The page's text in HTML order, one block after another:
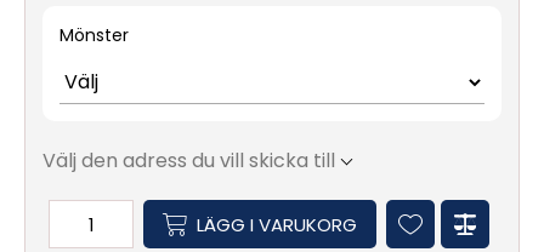
Mönster
Välj den adress du vill skicka till
LÄGG I VARUKORG